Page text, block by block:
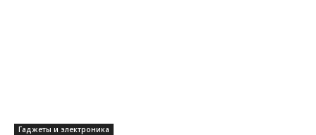
Гаджеты и электроника